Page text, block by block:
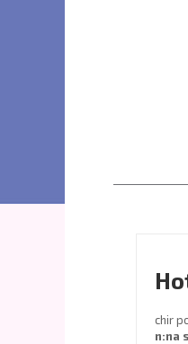
chir
n:na